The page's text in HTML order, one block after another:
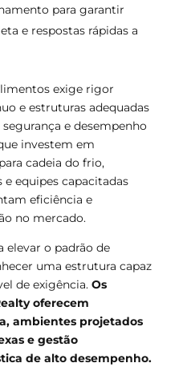
para garantir
e respostas rápidas a
exige rigor
e estruturas adequadas
e desempenho
investem em
cadeia do frio,
e equipes capacitadas
eficiência e
no mercado.
elevar o padrão de
uma estrutura capaz
de exigência. Os
oferecem
ambientes projetados
e gestão
de alto desempenho.